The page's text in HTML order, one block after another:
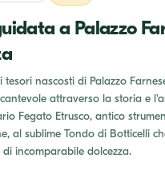
a Palazzo
tesori nascosti di Palazzo
attraverso la storia e
Fegato Etrusco, antico
al sublime Tondo di Botticelli
incomparabile dolcezza.